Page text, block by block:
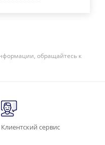
обращайтесь к
Клиентский сервис